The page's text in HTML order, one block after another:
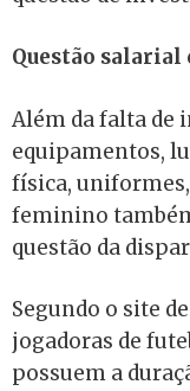
Questão salarial
Além da falta de
equipamentos,
física,
feminino
questão da
Segundo o site
jogadoras de
possuem a